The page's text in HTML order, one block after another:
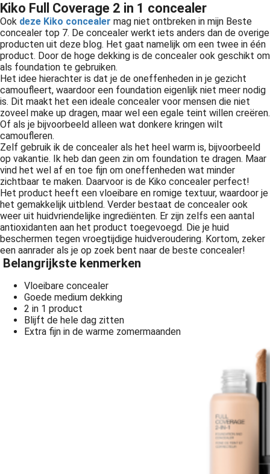
Kiko Full Coverage 2 in 1 concealer
Ook deze Kiko concealer mag niet ontbreken in mijn Beste
concealer top 7. De concealer werkt iets anders dan de overige
producten uit deze blog. Het gaat namelijk om een twee in één
product. Door de hoge dekking is de concealer ook geschikt om
als foundation te gebruiken.
Het idee hierachter is dat je de oneffenheden in je gezicht
camoufleert, waardoor een foundation eigenlijk niet meer nodig
is. Dit maakt het een ideale concealer voor mensen die niet
zoveel make up dragen, maar wel een egale teint willen creëren.
Of als je bijvoorbeeld alleen wat donkere kringen wilt
camoufleren.
Zelf gebruik ik de concealer als het heel warm is, bijvoorbeeld
op vakantie. Ik heb dan geen zin om foundation te dragen. Maar
vind het wel af en toe fijn om oneffenheden wat minder
zichtbaar te maken. Daarvoor is de Kiko concealer perfect!
Het product heeft een vloeibare en romige textuur, waardoor je
het gemakkelijk uitblend. Verder bestaat de concealer ook
weer uit huidvriendelijke ingrediënten. Er zijn zelfs een aantal
antioxidanten aan het product toegevoegd. Die je huid
beschermen tegen vroegtijdige huidveroudering. Kortom, zeker
een aanrader als je op zoek bent naar de beste concealer!
Belangrijkste kenmerken
Vloeibare concealer
Goede medium dekking
2 in 1 product
Blijft de hele dag zitten
Extra fijn in de warme zomermaanden